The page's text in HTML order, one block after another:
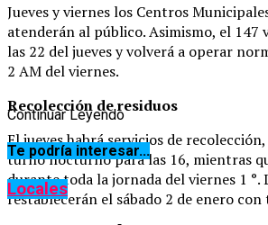
Jueves y viernes los Centros
atenderán al público. Asimismo, el 147
las 22 del jueves y volverá a operar
2 AM del viernes.
Recolección de residuos
El jueves habrá servicios de
turno nocturno para las 16, mientras
durante toda la jornada del viernes 1 °.
restablecerán el sábado 2 de enero
Continuar Leyendo
Te podría interesar...
Locales